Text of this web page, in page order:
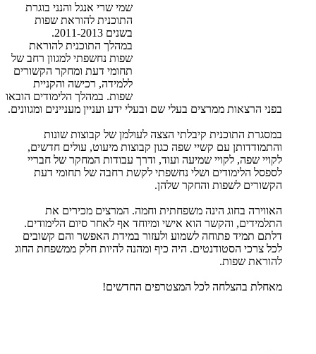
שמי שרי אנגל והנני בוגרת
התוכנית להוראת שפות
בשנים 2011-2013.
במהלך התוכנית להוראת
שפות נחשפתי למגוון רחב של
תחומי דעת ומחקר הקשורים
ללמידה, רכישה והקניית
שפות. במהלך הלימודים הובאו
בפני הרצאות ממרצים בעלי שם ובעלי ידע ועניין מעניינים ומגוונים.
במסגרת התוכנית קיבלתי הצצה לעולמן של קבוצות שונות
והתמודדותן עם קשיי שפה כגון קבוצות מיעוט, עולים חדשים,
לקויי שפה, לקויי שמיעה ועוד, ודרך עבודות המחקר של חבריי
לספסל הלימודים ושלי נחשפתי לקשת רחבה של תחומי דעת
הקשורים לשפות והחקר שלהן.
האווירה בחוג הינה משפחתית וחמה. המרצים מכירים את
התלמידים, והקשר הוא אישי ומיוחד אף לאחר סיום הלימודים.
דלתם תמיד פתוחה לשמוע ולעזור במידת האפשר והם קשובים
לכל צרכי הסטודנטים. היה כיף ומהנה להיות חלק ממשפחת החוג
להוראת שפות.
מאחלת בהצלחה לכל המצטרפים החדשים!